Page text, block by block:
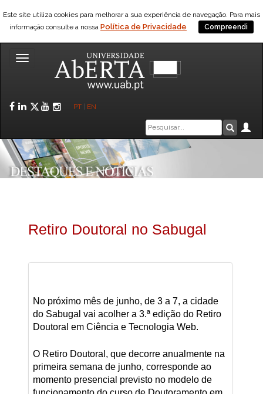
Este site utiliza cookies para melhorar a sua experiência de navegação. Para mais
informação consulte a nossa Política de Privacidade Compreendi
Toggle
Facebook
LinkedIn
Twitter
YouTube
Instagram
PT EN
Caixa
de
pesquisa
Retiro Doutoral no Sabugal
No próximo mês de junho, de 3 a 7, a cidade
do Sabugal vai acolher a 3.ª edição do Retiro
Doutoral em Ciência e Tecnologia Web.
O Retiro Doutoral, que decorre anualmente na
primeira semana de junho, corresponde ao
momento presencial previsto no modelo de